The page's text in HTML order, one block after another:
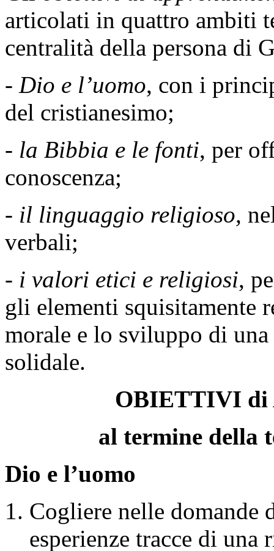
articolati in quattro ambiti
centralità della persona di
- Dio e l’uomo, con i
del cristianesimo;
- la Bibbia e le fonti, per
conoscenza;
- il linguaggio religioso,
verbali;
- i valori etici e religiosi,
gli elementi squisitamente
morale e lo sviluppo di
solidale.
OBIETTIVI di
al termine della
Dio e l’uomo
Cogliere nelle domande
esperienze tracce di una